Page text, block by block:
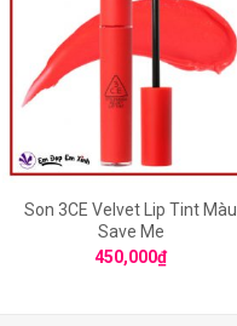
Son 3CE Velvet Lip Tint Màu
Save Me
450,000₫